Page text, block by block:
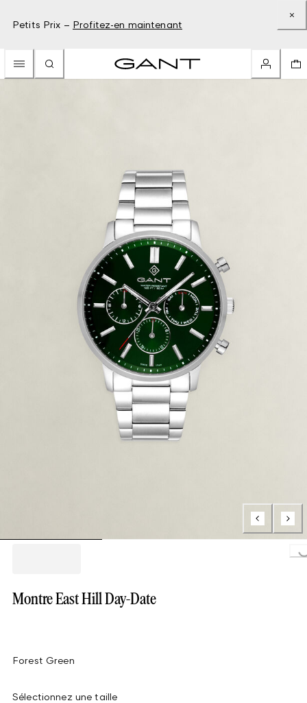
Petits Prix – Profitez-en maintenant
Montre East Hill Day-Date
Forest Green
Sélectionnez une taille